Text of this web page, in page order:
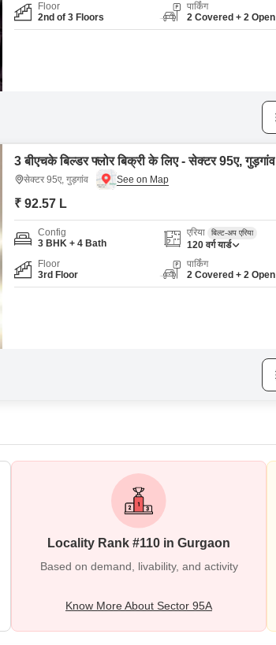
Floor
2nd of 3 Floors
पार्किंग
2 Covered + 2 Open
3 बीएचके बिल्डर फ्लोर बिक्री के लिए - सेक्टर 95ए, गुड़गांव
सेक्टर 95ए, गुड़गांव
₹ 92.57 L
Config
3 BHK + 4 Bath
एरिया बिल्ट-अप एरिया
120 वर्ग यार्ड
Floor
3rd Floor
पार्किंग
2 Covered + 2 Open
Locality Rank #110 in Gurgaon
Based on demand, livability, and activity
Know More About Sector 95A